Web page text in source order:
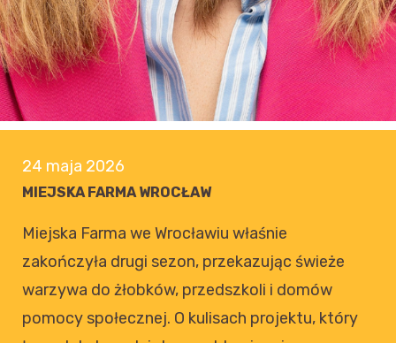
21 maja 2026
JAK DUŻO MOŻE ZROBIĆ ŚWIADOMY RODZIC?
Jak dużo może zrobić świadomy rodzic. Od
własnego ogrodu do zmiany posiłków w
placówkach oświatowych Grodziska
Mazowieckiego.